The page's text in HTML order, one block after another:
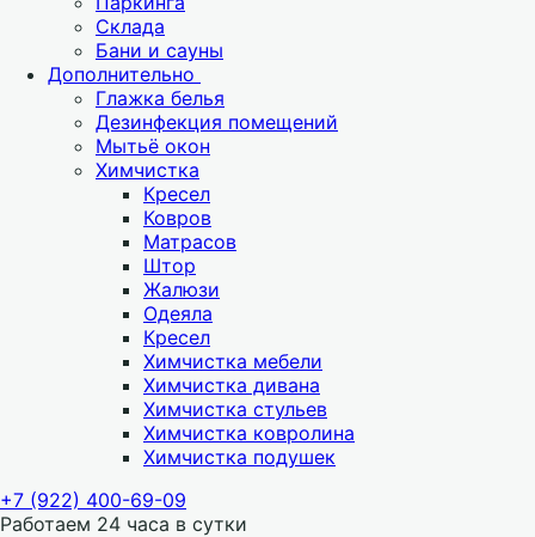
Склада
Бани и сауны
Дополнительно
Глажка белья
Дезинфекция помещений
Мытьё окон
Химчистка
Кресел
Ковров
Матрасов
Штор
Жалюзи
Одеяла
Кресел
Химчистка мебели
Химчистка дивана
Химчистка стульев
Химчистка ковролина
Химчистка подушек
+7 (922) 400-69-09
Работаем 24 часа в сутки